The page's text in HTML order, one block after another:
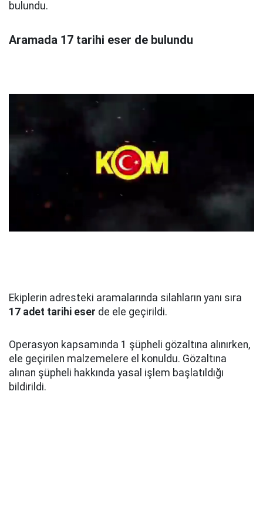
bulundu.
Aramada 17 tarihi eser de bulundu
Ekiplerin adresteki aramalarında silahların yanı sıra
17 adet tarihi eser de ele geçirildi.
Operasyon kapsamında 1 şüpheli gözaltına alınırken,
ele geçirilen malzemelere el konuldu. Gözaltına
alınan şüpheli hakkında yasal işlem başlatıldığı
bildirildi.